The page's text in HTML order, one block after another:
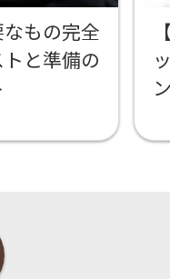
もの完全
と準備の